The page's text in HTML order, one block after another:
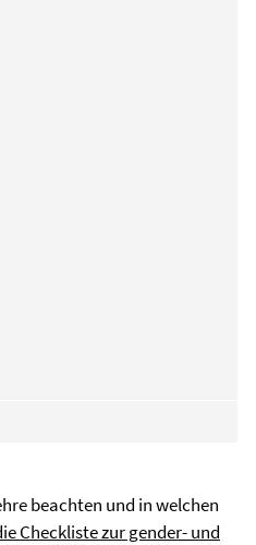
beachten und in welchen
Checkliste zur gender- und